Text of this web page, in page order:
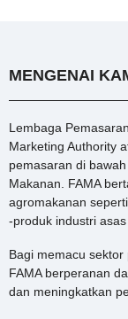
MENGENAI
Lembaga
Marketing Authority
pemasaran di
Makanan. FAMA
agromakanan
-produk industri
Bagi memacu
FAMA berperanan
dan meningkatkan